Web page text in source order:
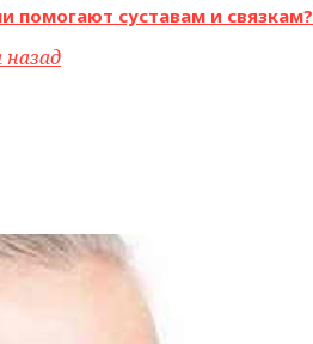
помогают суставам и связкам?
назад